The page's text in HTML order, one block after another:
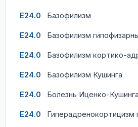
E24.0 Базофилизм
E24.0 Базофилизм
E24.0 Базофилизм кортико-
E24.0 Базофилизм Кушинга
E24.0 Болезнь Иценко-Кушинга
E24.0 Гиперадренокортицизм